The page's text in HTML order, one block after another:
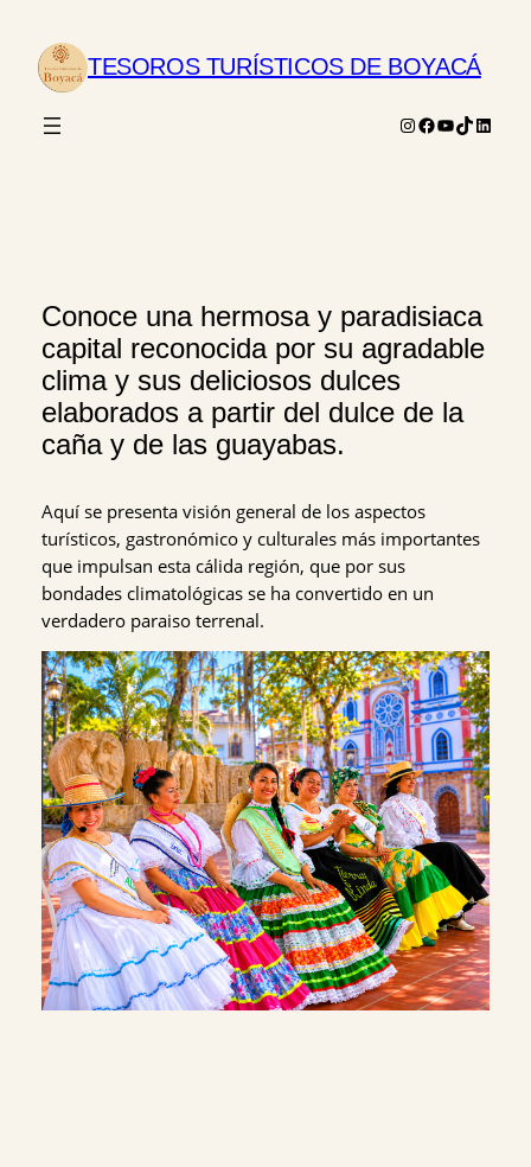
contenidoTESOROS TURÍSTICOS DE BOYACÁ
Instagram
Facebook
YouTube
TikTok
Conoce una hermosa y paradisiaca
capital reconocida por su agradable
clima y sus deliciosos dulces
elaborados a partir del dulce de la
caña y de las guayabas.
Aquí se presenta visión general de los aspectos
turísticos, gastronómico y culturales más importantes
que impulsan esta cálida región, que por sus
bondades climatológicas se ha convertido en un
verdadero paraiso terrenal.